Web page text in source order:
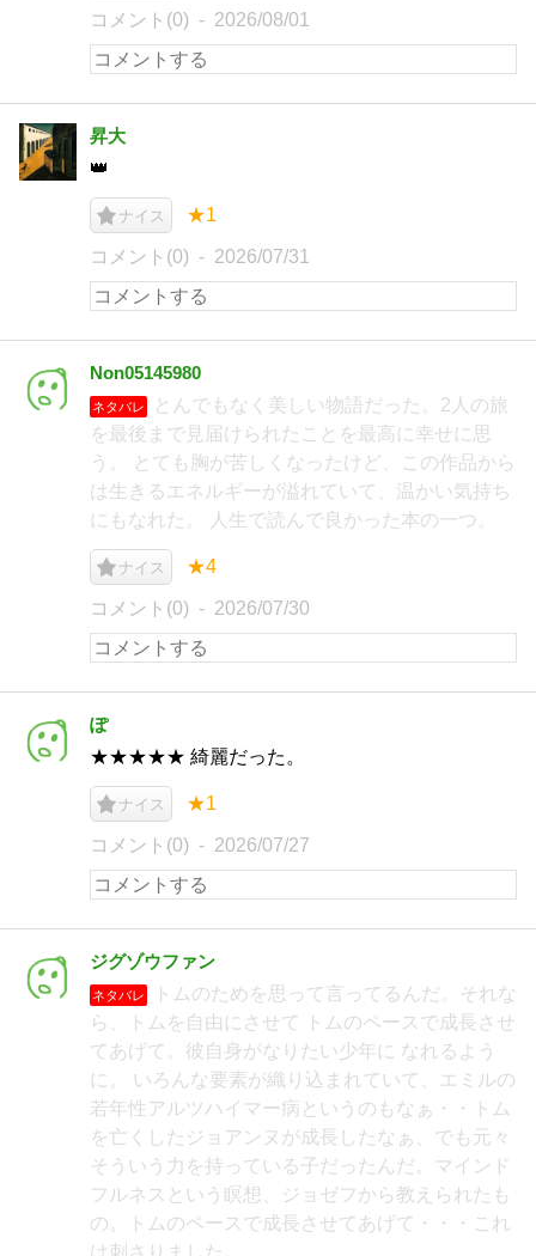
コメント(0) 2026/08/01
昇大
👑
ナイス ★1
コメント(0) 2026/07/31
Non05145980
ネタバレ
とんでもなく美しい物語だった。2人の旅
を最後まで見届けられたことを最高に幸せに思
う。 とても胸が苦しくなったけど、この作品から
は生きるエネルギーが溢れていて、温かい気持ち
にもなれた。 人生で読んで良かった本の一つ。
ナイス ★4
コメント(0) 2026/07/30
ぽ
★★★★★ 綺麗だった。
ナイス ★1
コメント(0) 2026/07/27
ジグゾウファン
ネタバレ
トムのためを思って言ってるんだ。それな
ら、トムを自由にさせて トムのペースで成長させ
てあげて。彼自身がなりたい少年に なれるよう
に。 いろんな要素が織り込まれていて、エミルの
若年性アルツハイマー病というのもなぁ・・トム
を亡くしたジョアンヌが成長したなぁ、でも元々
そういう力を持っている子だったんだ。マインド
フルネスという瞑想、ジョゼフから教えられたも
の。トムのペースで成長させてあげて・・・これ
は刺さりました。